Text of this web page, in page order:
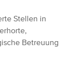
Stellen in
Betreuung